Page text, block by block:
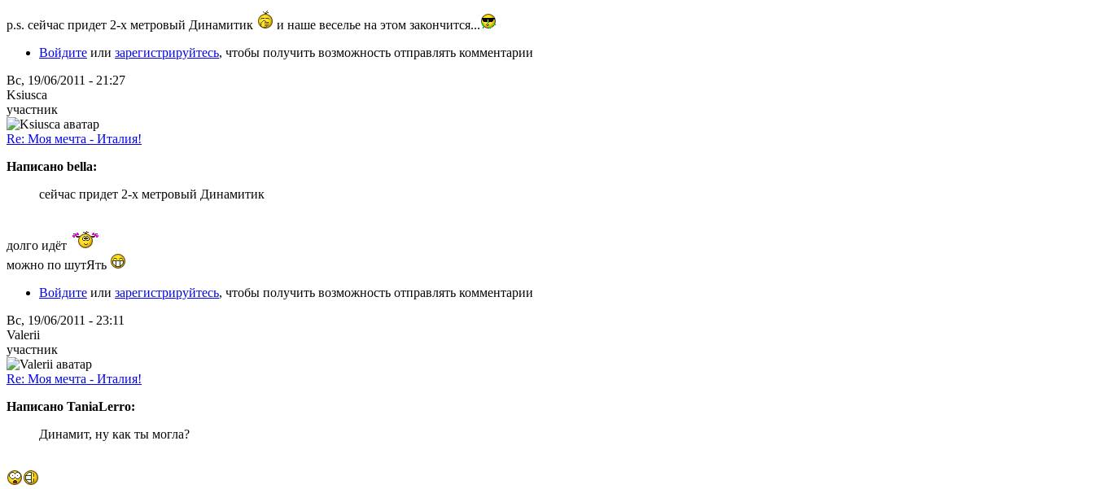
p.s. сейчас придет 2-х метровый Динамитик
и наше веселье на этом закончится...
Войдите или зарегистрируйтесь, чтобы получить возможность отправлять комментарии
Вс, 19/06/2011 - 21:27
Ksiusca
участник
Re: Моя мечта - Италия!
Написано bella:
сейчас придет 2-х метровый Динамитик
долго идёт
можно по шутЯть
Войдите или зарегистрируйтесь, чтобы получить возможность отправлять комментарии
Вс, 19/06/2011 - 23:11
Valerii
участник
Re: Моя мечта - Италия!
Написано TaniaLerro:
Динамит, ну как ты могла?